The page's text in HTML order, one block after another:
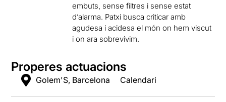
embuts, sense filtres i sense estat
d’alarma. Patxi busca criticar amb
agudesa i acidesa el món on hem viscut
i on ara sobrevivim.
Properes actuacions
Golem'S, Barcelona Calendari